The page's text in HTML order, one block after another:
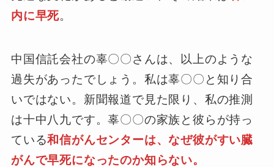
内に早死。
中国信託会社の辜〇〇さんは、以上のような
過失があったでしょう。私は辜〇〇と知り合
いではない。新聞報道で見た限り、私の推測
は十中八九です。辜〇〇の家族と彼らが持っ
ている和信がんセンターは、なぜ彼がすい臓
がんで早死になったのか知らない。